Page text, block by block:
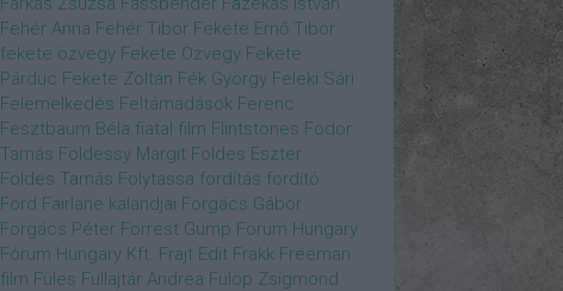
Fehér Anna Fehér Tibor Fekete Ernő Tibor
fekete özvegy Fekete Özvegy Fekete
Párduc Fekete Zoltán Fék György Feleki Sári
Felemelkedés Feltámadások Ferenc
Fesztbaum Béla fiatal film Flintstones Fodor
Tamás Földessy Margit Földes Eszter
Földes Tamás Folytassa fordítás fordító
Ford Fairlane kalandjai Forgács Gábor
Forgács Péter Forrest Gump Forum Hungary
Fórum Hungary Kft. Frajt Edit Frakk Freeman
film Füles Fullajtár Andrea Fülöp Zsigmond